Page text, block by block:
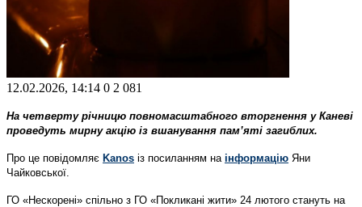
12.02.2026, 14:14 0 2 081
На четверту річницю повномасштабного вторгнення у Каневі
проведуть мирну акцію із вшанування пам’яті загиблих.
Про це повідомляє Kanos із посиланням на інформацію Яни
Чайковської.
ГО «Нескорені» спільно з ГО «Покликані жити» 24 лютого стануть на